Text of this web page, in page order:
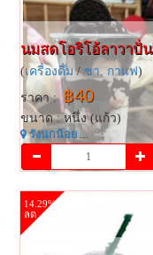
นมสดโอริโอ้ลาวาปั่น
(เครื่องดื่ม/ชา, กาแฟ)
ราคา :฿40
ขนาด : หนึ่ง (แก้ว)
รังนกน้อย ...
14.29%
ลด